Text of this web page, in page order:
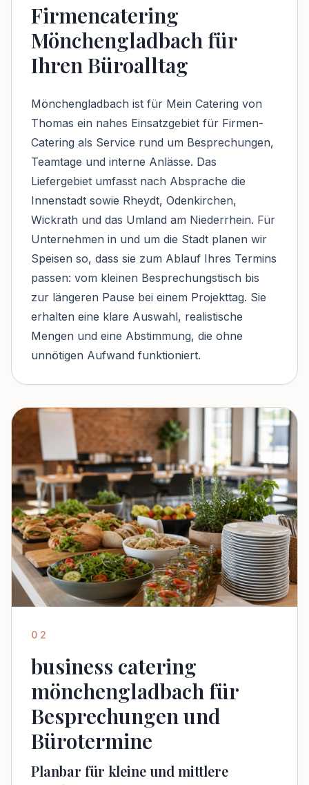
Firmencatering
Mönchengladbach für
Ihren Büroalltag
Mönchengladbach ist für Mein Catering von
Thomas ein nahes Einsatzgebiet für Firmen-
Catering als Service rund um Besprechungen,
Teamtage und interne Anlässe. Das
Liefergebiet umfasst nach Absprache die
Innenstadt sowie Rheydt, Odenkirchen,
Wickrath und das Umland am Niederrhein. Für
Unternehmen in und um die Stadt planen wir
Speisen so, dass sie zum Ablauf Ihres Termins
passen: vom kleinen Besprechungstisch bis
zur längeren Pause bei einem Projekttag. Sie
erhalten eine klare Auswahl, realistische
Mengen und eine Abstimmung, die ohne
unnötigen Aufwand funktioniert.
02
business catering
mönchengladbach für
Besprechungen und
Bürotermine
Planbar für kleine und mittlere